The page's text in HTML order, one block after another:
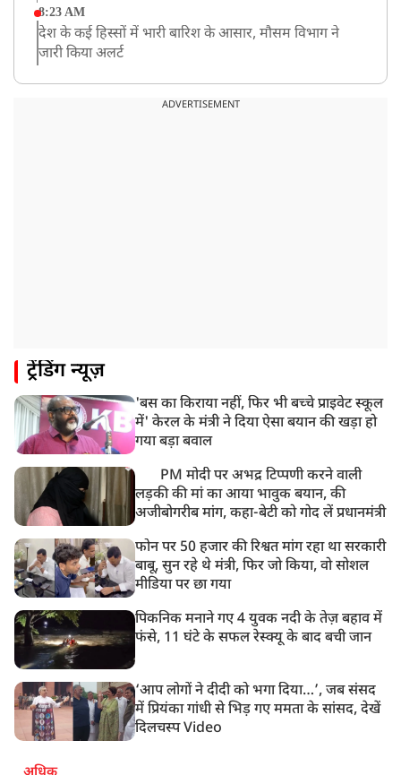
8:23 AM
देश के कई हिस्सों में भारी बारिश के आसार, मौसम विभाग ने
जारी किया अलर्ट
भारत समेत 5 देशों पर 100% टैरिफ
ADVERTISEMENT
ट्रेंडिंग न्यूज़
'बस का किराया नहीं, फिर भी बच्चे प्राइवेट स्कूल
में' केरल के मंत्री ने दिया ऐसा बयान की खड़ा हो
गया बड़ा बवाल
PM मोदी पर अभद्र टिप्पणी करने वाली
लड़की की मां का आया भावुक बयान, की
अजीबोगरीब मांग, कहा-बेटी को गोद लें प्रधानमंत्री
फोन पर 50 हजार की रिश्वत मांग रहा था सरकारी
बाबू, सुन रहे थे मंत्री, फिर जो किया, वो सोशल
मीडिया पर छा गया
पिकनिक मनाने गए 4 युवक नदी के तेज़ बहाव में
फंसे, 11 घंटे के सफल रेस्क्यू के बाद बची जान
‘आप लोगों ने दीदी को भगा दिया…’, जब संसद
में प्रियंका गांधी से भिड़ गए ममता के सांसद, देखें
दिलचस्प Video